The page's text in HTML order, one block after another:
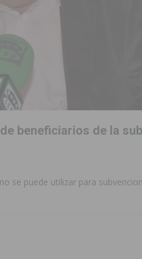
beneficiarios de la
se puede utilizar para